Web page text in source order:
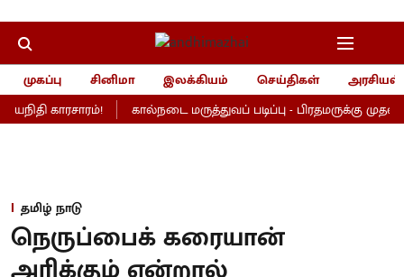
முகப்பு சினிமா இலக்கியம் செய்திகள்
அரசியல்
காரசாரம்!
கால்நடை மருத்துவப் படிப்பு - பிரதமருக்கு
தமிழ் நாடு
நெருப்பைக் கரையான்